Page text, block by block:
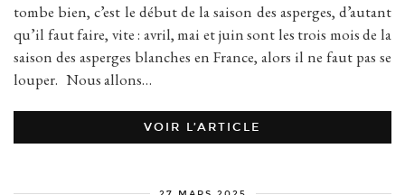
tombe bien, c’est le début de la saison des asperges, d’autant
qu’il faut faire, vite : avril, mai et juin sont les trois mois de la
saison des asperges blanches en France, alors il ne faut pas se
louper. Nous allons…
VOIR L’ARTICLE